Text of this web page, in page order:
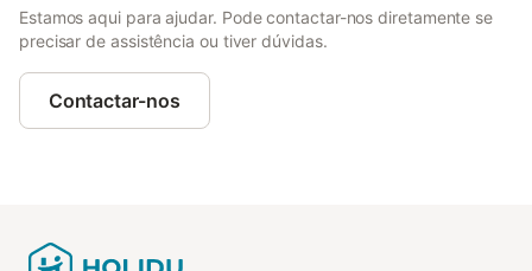
Estamos aqui para ajudar. Pode contactar-nos diretamente se
precisar de assistência ou tiver dúvidas.
Contactar-nos